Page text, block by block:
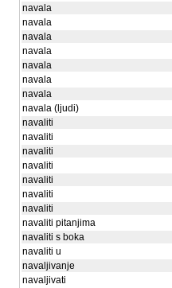
navala
navala
navala
navala
navala
navala
navala
navala (ljudi)
navaliti
navaliti
navaliti
navaliti
navaliti
navaliti
navaliti
navaliti pitanjima
navaliti s boka
navaliti u
navaljivanje
navaljivati